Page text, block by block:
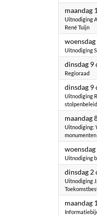
maandag
Uitnodiging
René Tuijn
Uitnodiging
dinsdag 9
Regioraad
dinsdag 9
Uitnodiging
maandag
Uitnodiging:
Uitnodiging
dinsdag 2
Uitnodiging
maandag